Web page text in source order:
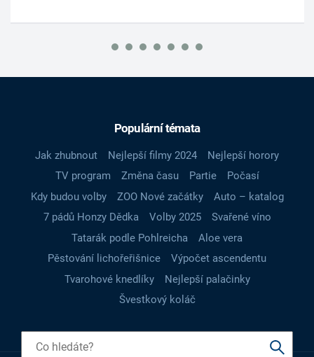
Populární témata
Jak zhubnout Nejlepší filmy 2024
Nejlepší horory
TV program
Změna času Partie
Počasí
Kdy budou volby
ZOO Nové začátky
Auto – katalog
7 pádů Honzy Dědka
Volby 2025
Svařené víno
Tatarák podle Pohlreicha
Aloe vera
Pěstování lichořeřišnice
Výpočet ascendentu
Tvarohové knedlíky
Nejlepší palačinky
Švestkový koláč